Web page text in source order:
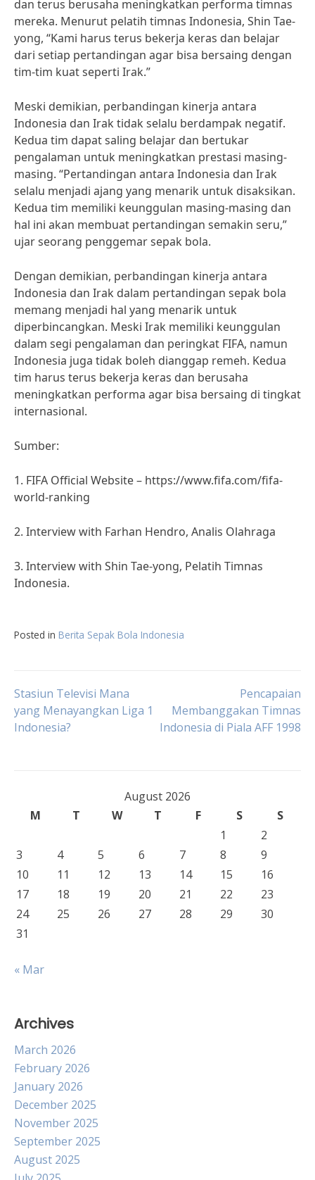
dan terus berusaha meningkatkan performa timnas
mereka. Menurut pelatih timnas Indonesia, Shin Tae-
yong, “Kami harus terus bekerja keras dan belajar
dari setiap pertandingan agar bisa bersaing dengan
tim-tim kuat seperti Irak.”
Meski demikian, perbandingan kinerja antara
Indonesia dan Irak tidak selalu berdampak negatif.
Kedua tim dapat saling belajar dan bertukar
pengalaman untuk meningkatkan prestasi masing-
masing. “Pertandingan antara Indonesia dan Irak
selalu menjadi ajang yang menarik untuk disaksikan.
Kedua tim memiliki keunggulan masing-masing dan
hal ini akan membuat pertandingan semakin seru,”
ujar seorang penggemar sepak bola.
Dengan demikian, perbandingan kinerja antara
Indonesia dan Irak dalam pertandingan sepak bola
memang menjadi hal yang menarik untuk
diperbincangkan. Meski Irak memiliki keunggulan
dalam segi pengalaman dan peringkat FIFA, namun
Indonesia juga tidak boleh dianggap remeh. Kedua
tim harus terus bekerja keras dan berusaha
meningkatkan performa agar bisa bersaing di tingkat
internasional.
Sumber:
1. FIFA Official Website – https://www.fifa.com/fifa-
world-ranking
2. Interview with Farhan Hendro, Analis Olahraga
3. Interview with Shin Tae-yong, Pelatih Timnas
Indonesia.
Posted in Berita Sepak Bola Indonesia
Post
navigation
Stasiun Televisi Mana
yang Menayangkan Liga 1
Indonesia?
Pencapaian
Membanggakan Timnas
Indonesia di Piala AFF 1998
August 2026
M
T W T F S
S
1
2
3
4 5 6 7 8
9
10
11 12 13 14 15
16
17
18 19 20 21 22
23
24
25 26 27 28 29
30
31
« Mar
Archives
March 2026
February 2026
January 2026
December 2025
November 2025
September 2025
August 2025